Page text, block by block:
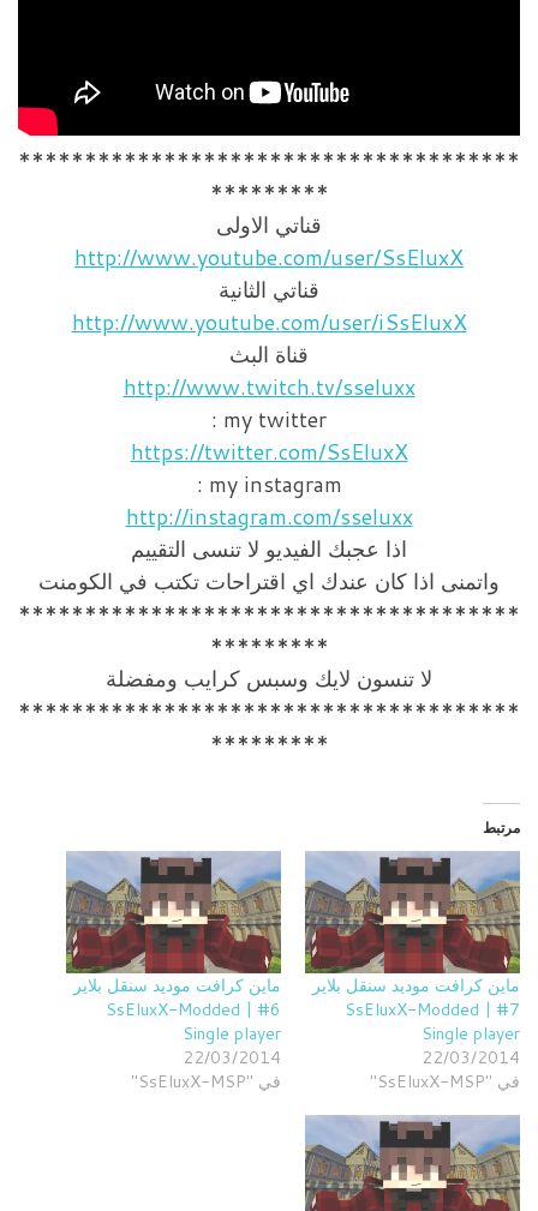
**************************************
*********
قناتي الاولى
http://www.youtube.com/user/SsEluxX
قناتي الثانية
http://www.youtube.com/user/iSsEluxX
قناة البث
http://www.twitch.tv/sseluxx
my twitter :
https://twitter.com/SsEluxX
my instagram :
http://instagram.com/sseluxx
اذا عجبك الفيديو لا تنسى التقييم
واتمنى اذا كان عندك اي اقتراحات تكتب في الكومنت
**************************************
*********
لا تنسون لايك وسبس كرايب ومفضلة
**************************************
*********
مرتبط
ماين كرافت موديد سنقل بلاير
7# | SsEluxX-Modded
Single player
22/03/2014
في "SsEluxX-MSP"
ماين كرافت موديد سنقل بلاير
6# | SsEluxX-Modded
Single player
22/03/2014
في "SsEluxX-MSP"